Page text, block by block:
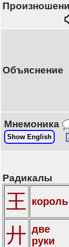
Объяснение
Мнемоника
Show English
Радикалы
王 король
廾 две
руки